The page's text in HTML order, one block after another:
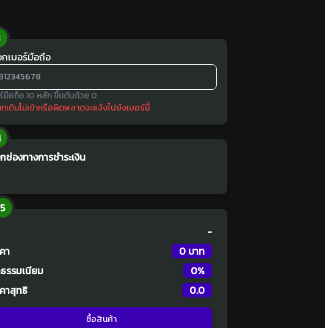
เบอร์มือถือ
มือถือ 10 หลัก ขึ้นต้นด้วย 0
เติมไม่เข้าหรือผิดพลาดจะแจ้งไปยังเบอร์นี้
ช่องทางการชำระเงิน
5
-
า
0 บาท
รรมเนียม
0%
าสุทธิ
0.0
ซื้อสินค้า